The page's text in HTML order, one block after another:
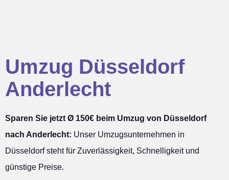
Umzug Düsseldorf
Anderlecht
Sparen Sie jetzt Ø 150€ beim Umzug von Düsseldorf
nach Anderlecht: Unser Umzugsunternehmen in
Düsseldorf steht für Zuverlässigkeit, Schnelligkeit und
günstige Preise.